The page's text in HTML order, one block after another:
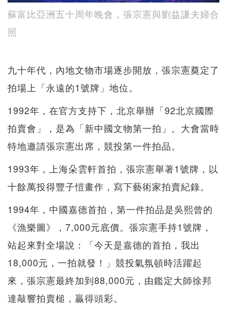
蘇富比亞洲五十周年晚會，張宗憲與劉益謙夫婦合
照
九十年代，內地文物市場逐步開放，張宗憲奠定了
拍場上「永遠的1號牌」地位。
1992年，在官方支持下，北京舉辦「92北京國際
拍賣會」，是為「新中國文物第一拍」。大會當時
特地邀請張宗憲出席，競投第一件拍品。
1993年，上海朵雲軒首拍，張宗憲舉著1號牌，以
十餘萬投得豐子愷畫作，寫下藝術家拍賣紀錄。
1994年，中國嘉德首拍，第一件拍品是吳熙曾的
《漁樂圖》，7,000元底價。張宗憲手持1號牌，
站起來對全場說：「今天是嘉德的首拍，我出
18,000元，一拍就發！」競投氣氛頓時活躍起
來，張宗憲最終加到88,000元，由鑑定大師徐邦
達敲響拍賣槌，贏得頭彩。